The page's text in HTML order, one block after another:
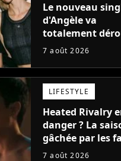
Le nouveau
d'Angèle va
totalement
le public, et c'est
7 août 2026
LIFESTYLE
Heated Rivalry
danger ? La
gâchée par les
créateur pousse
7 août 2026